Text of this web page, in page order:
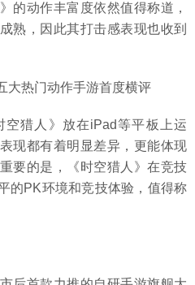
的动作丰富度依然值得称道，
熟，因此其打击感表现也收到
猎人》放在iPad等平板上运
现都有着明显差异，更能体现
要的是，《时空猎人》在竞技
的PK环境和竞技体验，值得称